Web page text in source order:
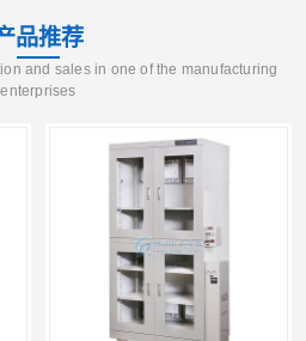
品推荐
and sales in one of the manufacturing
enterprises